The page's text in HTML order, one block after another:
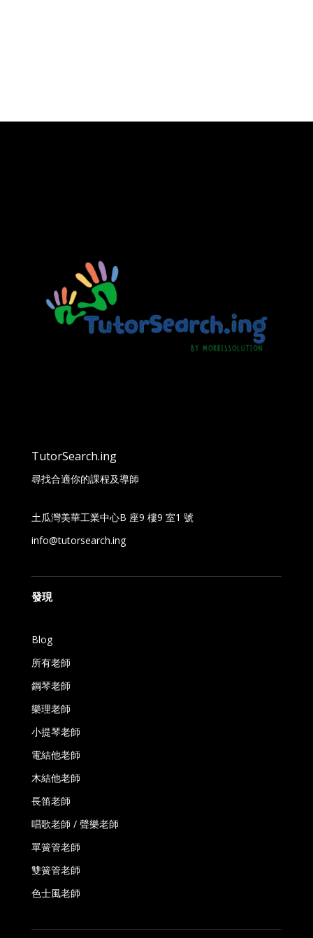
TutorSearch.ing
尋找合適你的課程及導師
土瓜灣美華工業中心B 座9 樓9 室1 號
info@tutorsearch.ing
發現
Blog
所有老師
鋼琴老師
樂理老師
小提琴老師
電結他老師
木結他老師
長笛老師
唱歌老師 / 聲樂老師
單簧管老師
雙簧管老師
色士風老師